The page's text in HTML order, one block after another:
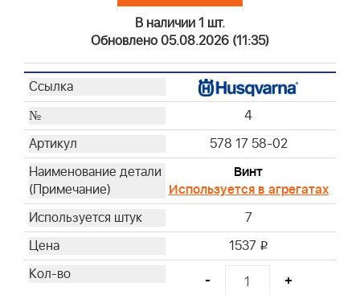
В наличии 1 шт.
Обновлено 05.08.2026 (11:35)
4
578 17 58-02
Винт
Используется в агрегатах
7
1537 i
- +